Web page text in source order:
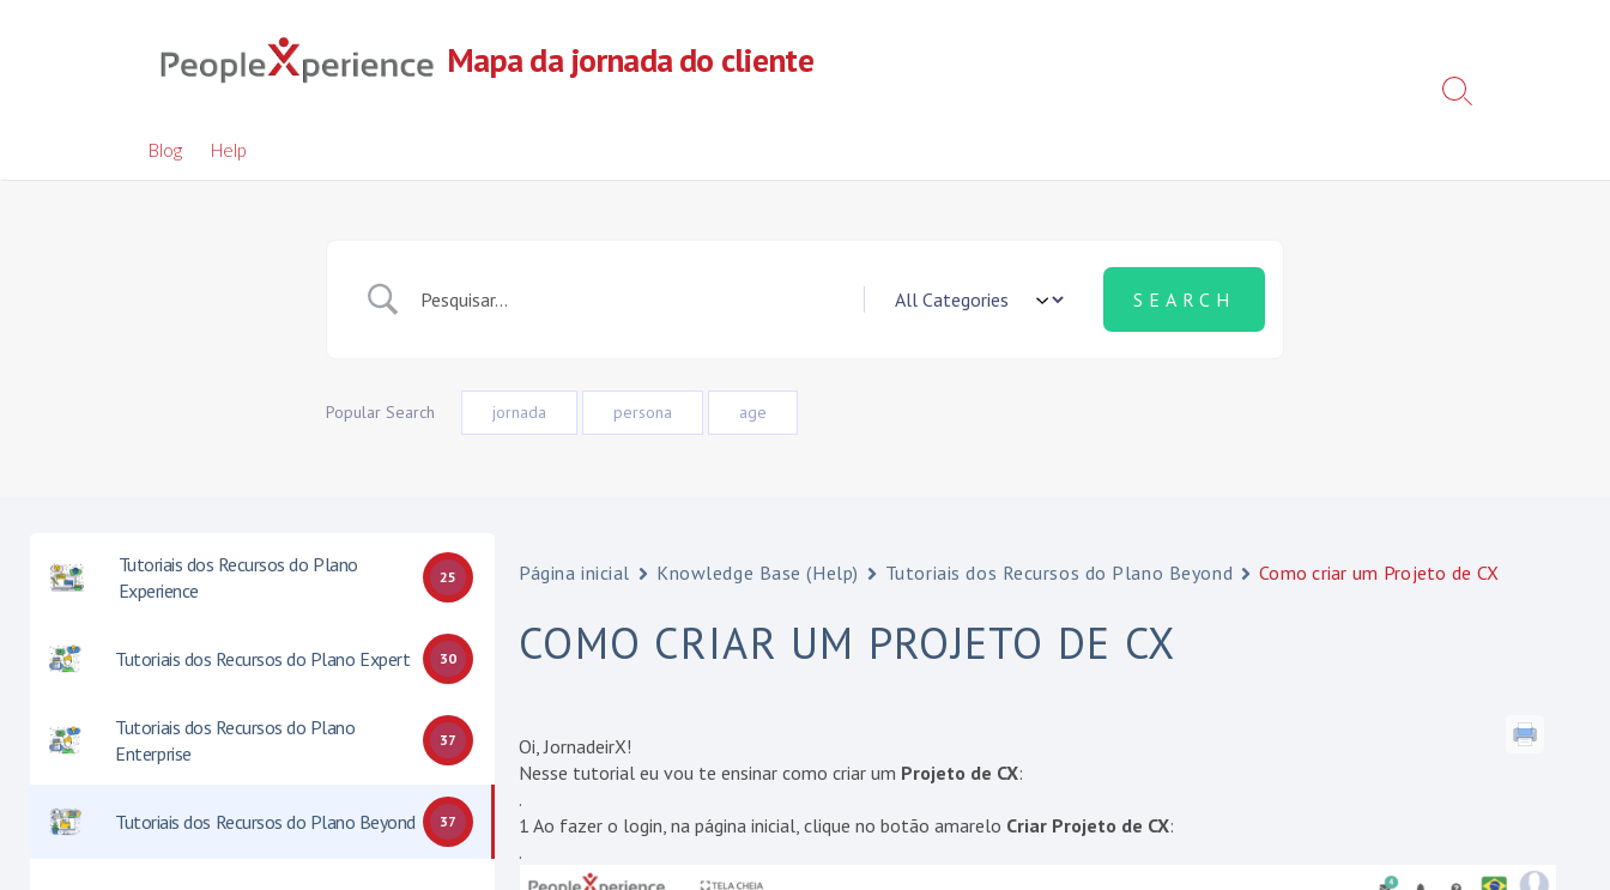
Mapa da jornada do cliente
Blog Help
Search
Popular Search jornada persona age
Tutoriais dos Recursos do Plano
Experience
25
Tutoriais dos Recursos do Plano Expert 30
Tutoriais dos Recursos do Plano
Enterprise
37
Tutoriais dos Recursos do Plano Beyond 37
Página inicial Knowledge Base (Help) Tutoriais dos Recursos do Plano Beyond Como criar um Projeto de CX
COMO CRIAR UM PROJETO DE CX
Oi, JornadeirX!
Nesse tutorial eu vou te ensinar como criar um Projeto de CX:
.
1 Ao fazer o login, na página inicial, clique no botão amarelo Criar Projeto de CX:
.